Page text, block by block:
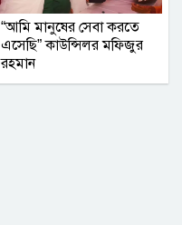
“আমি মানুষের সেবা করতে
এসেছি” কাউন্সিলর মফিজুর
রহমান